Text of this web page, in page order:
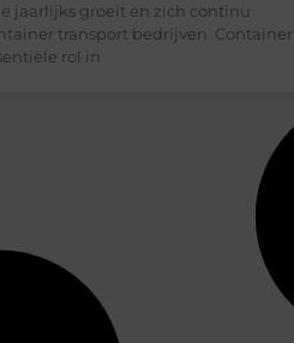
jaarlijks groeit en zich continu
transport bedrijven Container
rol in